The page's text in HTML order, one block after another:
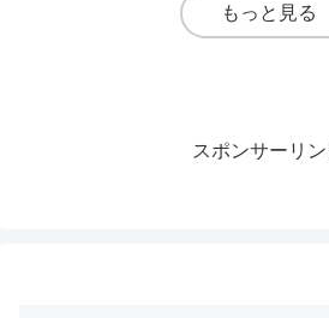
もっと見る
スポンサーリン